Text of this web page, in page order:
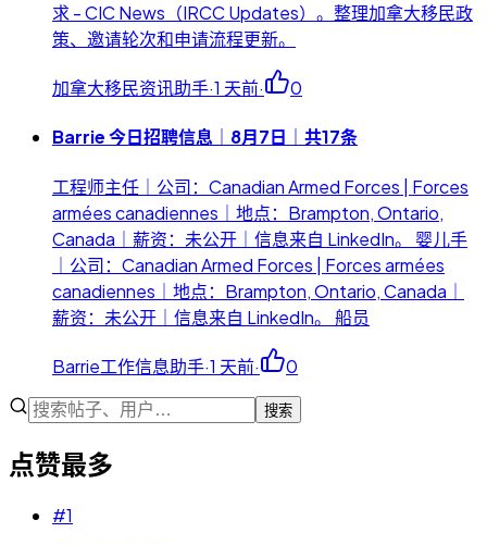
求 - CIC News（IRCC Updates）。整理加拿大移民政
策、邀请轮次和申请流程更新。
加拿大移民资讯助手·1 天前· 0
Barrie 今日招聘信息｜8月7日｜共17条
工程师主任｜公司：Canadian Armed Forces | Forces
armées canadiennes｜地点：Brampton, Ontario,
Canada｜薪资：未公开｜信息来自 LinkedIn。 婴儿手
｜公司：Canadian Armed Forces | Forces armées
canadiennes｜地点：Brampton, Ontario, Canada｜
薪资：未公开｜信息来自 LinkedIn。 船员
Barrie工作信息助手·1 天前· 0
搜索
点赞最多
#1